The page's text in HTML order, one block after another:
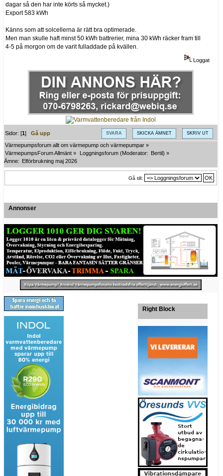
dagar så den har inte körts så mycket.)
Export 583 kWh
Känns som att solcellerna är rätt bra optimerade.
Men man skulle haft minst 50 kWh battrerier, mina 30 kWh räcker fram till
4-5 på morgon om de varit fulladdade på kvällen.
Loggat
SVARA SKICKA ÄMNET SKRIV UT
Sidor: [1]Gå upp
Värmepumpsforum allt om värmepump och värmepumpar »
VärmepumpsForum Allmänt » Loggningsforum (Moderator: Bertil) »
Ämne: Elförbrukning maj 2026
Gå till:
Annonser
Right Block